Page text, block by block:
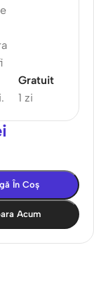
1 zi
Gratuit
În Coș
Acum